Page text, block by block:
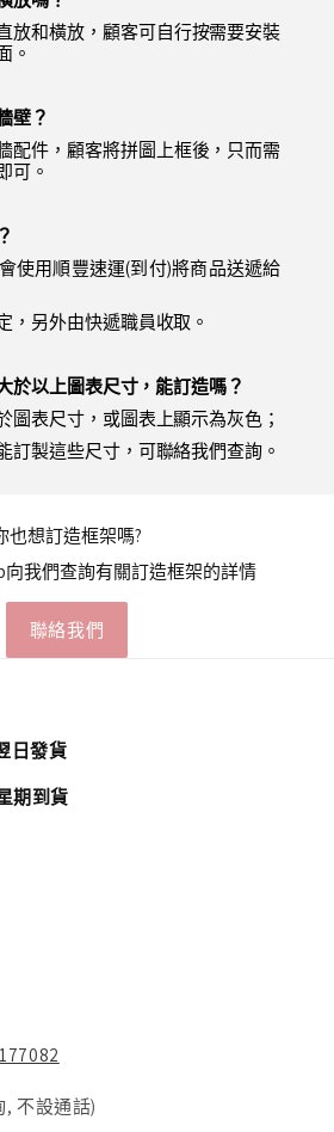
放和橫放，顧客可自行按需要安裝
。
壁？
配件，顧客將拼圖上框後，只而需
可。
使用順豐速運(到付)將商品送遞給
，另外由快遞職員收取 。
於以上圖表尺寸，能訂造嗎？
圖表尺寸，或圖表上顯示為灰色；
訂製這些尺寸，可聯絡我們查詢。
也想訂造框架嗎?
向我們查詢有關訂造框架的詳情
聯絡我們
日發貨
期到貨
不設通話)